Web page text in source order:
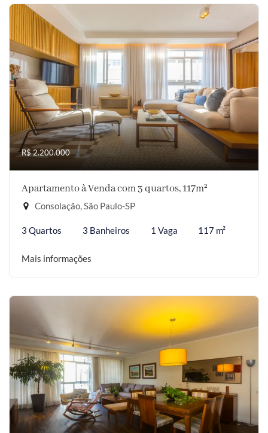
R$ 2.200.000
Apartamento à Venda com 3 quartos, 117m²
Consolação, São Paulo-SP
3 Quartos 3 Banheiros 1 Vaga 117 m²
Mais informações